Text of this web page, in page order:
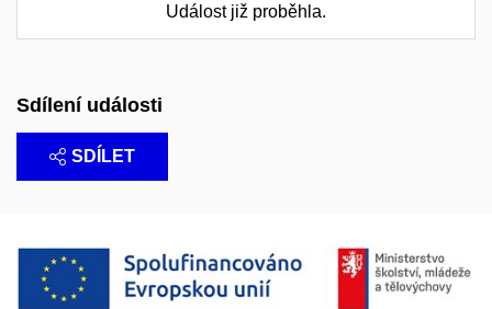
Událost již proběhla.
Sdílení události
SDÍLET